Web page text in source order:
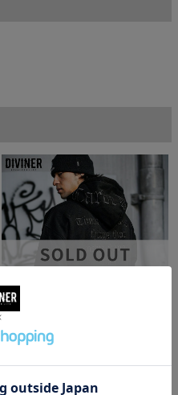
【BlackLetter】Rear Embroidery Cross